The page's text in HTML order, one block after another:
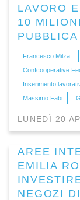
LAVORO
10
Francesco Milza
Confcooperative
Inserimento
Massimo Fabi
LUNEDÌ 20
AREE
EMILIA
NEGOZI